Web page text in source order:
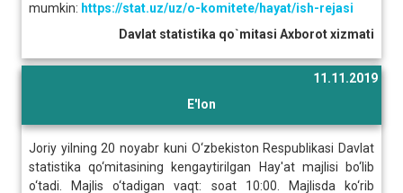
mumkin: https://stat.uz/uz/o-komitete/hayat/ish-rejasi
Davlat statistika qo`mitasi Axborot xizmati
11.11.2019
E'lon
Joriy yilning 20 noyabr kuni O‘zbekiston Respublikasi Davlat
statistika qo‘mitasining kengaytirilgan Hay'at majlisi bo‘lib
o‘tadi. Majlis o‘tadigan vaqt: soat 10:00. Majlisda ko‘rib